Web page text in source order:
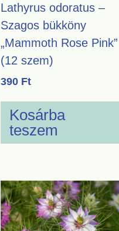
Lathyrus odoratus –
Szagos bükköny
„Mammoth Rose Pink”
(12 szem)
390 Ft
Kosárba
teszem